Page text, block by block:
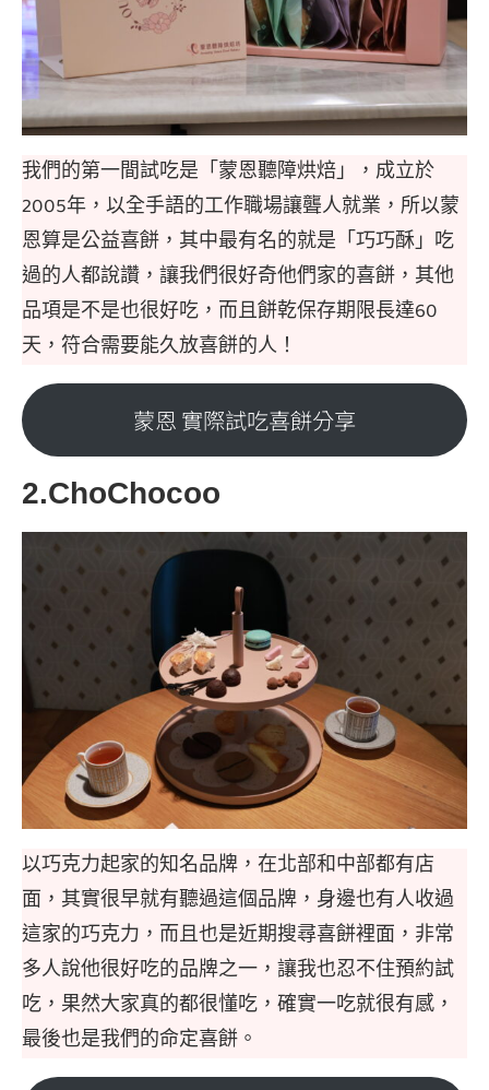
我們的第一間試吃是「蒙恩聽障烘焙」，成立於
2005年，以全手語的工作職場讓聾人就業，所以蒙
恩算是公益喜餅，其中最有名的就是「巧巧酥」吃
過的人都說讚，讓我們很好奇他們家的喜餅，其他
品項是不是也很好吃，而且餅乾保存期限長達60
天，符合需要能久放喜餅的人！
蒙恩 實際試吃喜餅分享
2.ChoChocoo
以巧克力起家的知名品牌，在北部和中部都有店
面，其實很早就有聽過這個品牌，身邊也有人收過
這家的巧克力，而且也是近期搜尋喜餅裡面，非常
多人說他很好吃的品牌之一，讓我也忍不住預約試
吃，果然大家真的都很懂吃，確實一吃就很有感，
最後也是我們的命定喜餅。